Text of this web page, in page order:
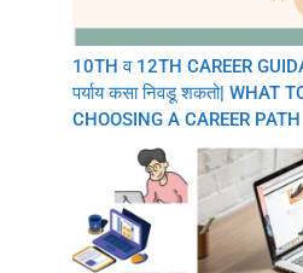
10TH व 12TH CAREER
पर्याय कसा निवडू शकतो| WHAT
CHOOSING A CAREER PATH